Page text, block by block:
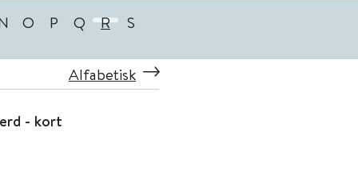
O P Q R S
Alfabetisk
- kort